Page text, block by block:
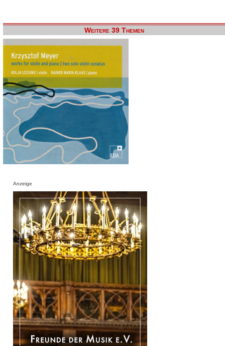
Weitere 39 Themen
Anzeige